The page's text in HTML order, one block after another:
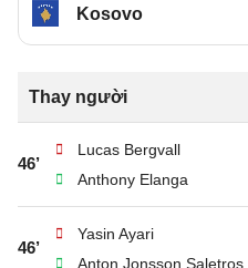
Kosovo
Thay người
46’
Lucas Bergvall
Anthony Elanga
46’
Yasin Ayari
Anton Jonsson Saletros